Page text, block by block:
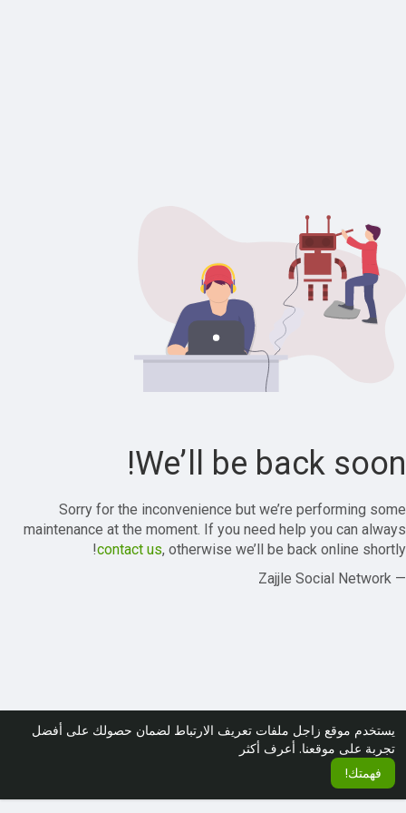
يستخدم موقع زاجل ملفات تعريف الارتباط لضمان حصولك على أفضل
تجربة على موقعنا. أعرف أكثر
فهمتك!
We’ll be back soon!
Sorry for the inconvenience but we’re performing some
maintenance at the moment. If you need help you can always
contact us, otherwise we’ll be back online shortly!
— Zajjle Social Network